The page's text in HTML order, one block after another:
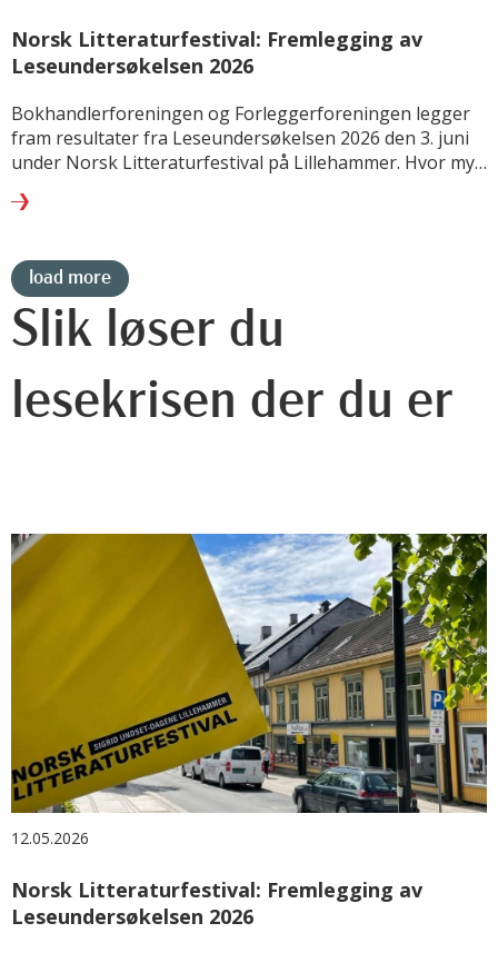
Norsk Litteraturfestival: Fremlegging av
Leseundersøkelsen 2026
Bokhandlerforeningen og Forleggerforeningen legger
fram resultater fra Leseundersøkelsen 2026 den 3. juni
under Norsk Litteraturfestival på Lillehammer. Hvor mye
seg?
load more
Slik løser du
lesekrisen der du er
12.05.2026
Norsk Litteraturfestival: Fremlegging av
Leseundersøkelsen 2026